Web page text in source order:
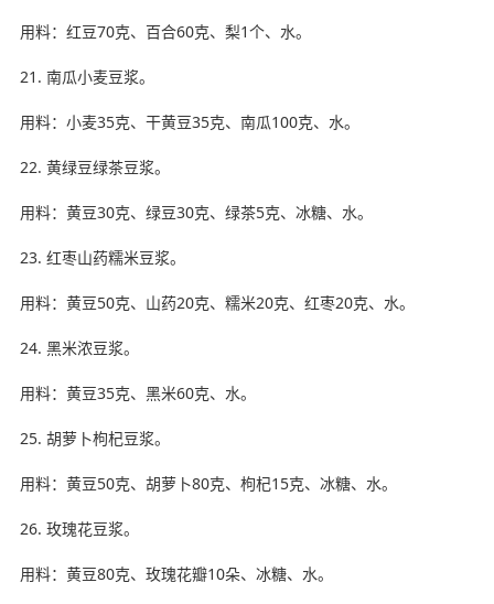
用料：红豆70克、百合60克、梨1个、水。
21. 南瓜小麦豆浆。
用料：小麦35克、干黄豆35克、南瓜100克、水。
22. 黄绿豆绿茶豆浆。
用料：黄豆30克、绿豆30克、绿茶5克、冰糖、水。
23. 红枣山药糯米豆浆。
用料：黄豆50克、山药20克、糯米20克、红枣20克、水。
24. 黑米浓豆浆。
用料：黄豆35克、黑米60克、水。
25. 胡萝卜枸杞豆浆。
用料：黄豆50克、胡萝卜80克、枸杞15克、冰糖、水。
26. 玫瑰花豆浆。
用料：黄豆80克、玫瑰花瓣10朵、冰糖、水。